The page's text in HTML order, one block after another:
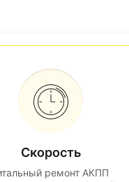
Скорость
ремонт АКПП